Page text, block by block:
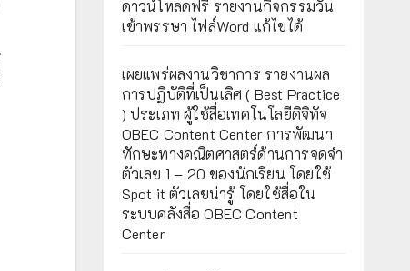
ดาวน์โหลดฟรี รายงานกิจกรรมวัน
เข้าพรรษา ไฟล์Word แก้ไขได้
เผยแพร่ผลงานวิชาการ รายงานผล
การปฏิบัติที่เป็นเลิศ ( Best Practice
) ประเภท ผู้ใช้สื่อเทคโนโลยีดิจิทัจ
OBEC Content Center การพัฒนา
ทักษะทางคณิตศาสตร์ด้านการจดจำ
ตัวเลข 1 – 20 ของนักเรียน โดยใช้
Spot it ตัวเลขน่ารู้ โดยใช้สื่อใน
ระบบคลังสื่อ OBEC Content
Center